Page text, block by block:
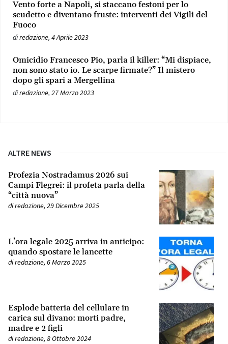
Vento forte a Napoli, si staccano festoni per lo
scudetto e diventano fruste: interventi dei Vigili del
Fuoco
diredazione, 4 Aprile 2023
Omicidio Francesco Pio, parla il killer: “Mi dispiace,
non sono stato io. Le scarpe firmate?” Il mistero
dopo gli spari a Mergellina
diredazione, 27 Marzo 2023
ALTRE NEWS
Profezia Nostradamus 2026 sui
Campi Flegrei: il profeta parla della
“città nuova”
diredazione, 29 Dicembre 2025
L’ora legale 2025 arriva in anticipo:
quando spostare le lancette
diredazione, 6 Marzo 2025
Esplode batteria del cellulare in
carica sul divano: morti padre,
madre e 2 figli
diredazione, 8 Ottobre 2024